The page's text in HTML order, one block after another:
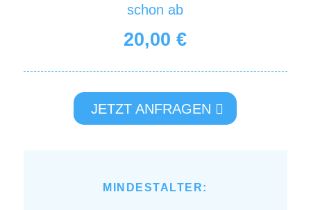
schon ab
20,00 €
JETZT ANFRAGEN
MINDESTALTER: